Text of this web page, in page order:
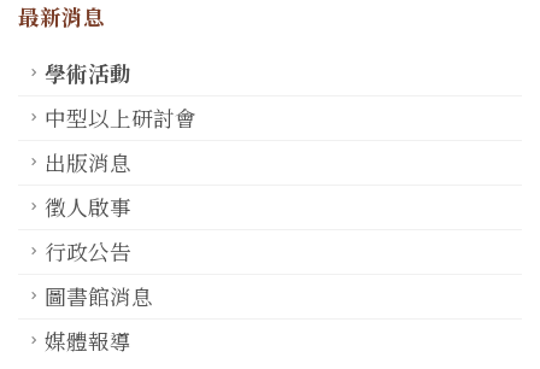
最新消息
學術活動
中型以上研討會
出版消息
徵人啟事
行政公告
圖書館消息
媒體報導